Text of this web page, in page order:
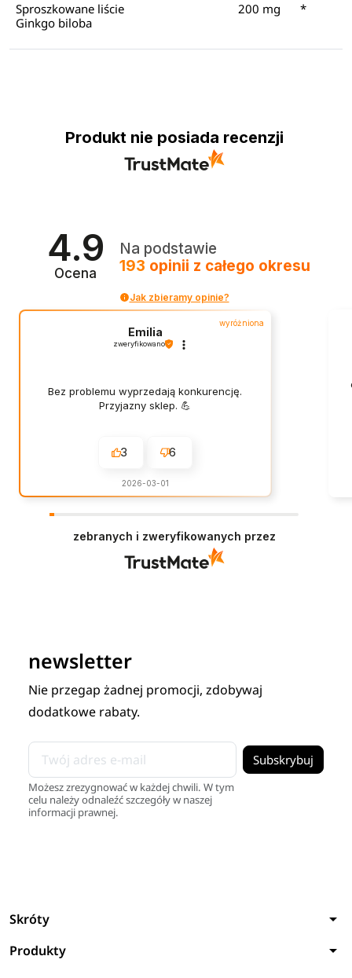
Sproszkowane liście
Ginkgo biloba
200 mg *
Produkt nie posiada recenzji
4.9
Ocena
Na podstawie
193 opinii z całego okresu
Jak zbieramy opinie?
wyróżniona
Emilia
zweryfikowano
Bez problemu wyprzedają konkurencję.
Przyjazny sklep. 💪
3 6
2026-03-01
zebranych i zweryfikowanych przez
newsletter
Nie przegap żadnej promocji, zdobywaj
dodatkowe rabaty.
Możesz zrezygnować w każdej chwili. W tym
celu należy odnaleźć szczegóły w naszej
informacji prawnej.
Skróty arrow_drop_down
Produkty arrow_drop_down